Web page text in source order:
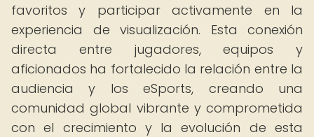
favoritos y participar activamente en la
experiencia de visualización. Esta conexión
directa entre jugadores, equipos y
aficionados ha fortalecido la relación entre la
audiencia y los eSports, creando una
comunidad global vibrante y comprometida
con el crecimiento y la evolución de esta